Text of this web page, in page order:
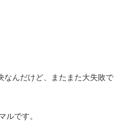
なんだけど、またまた大失敗で
です。